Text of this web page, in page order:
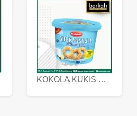
KOKOLA KUKIS HYGIENIC MILK VANILLA PACK 320 GR